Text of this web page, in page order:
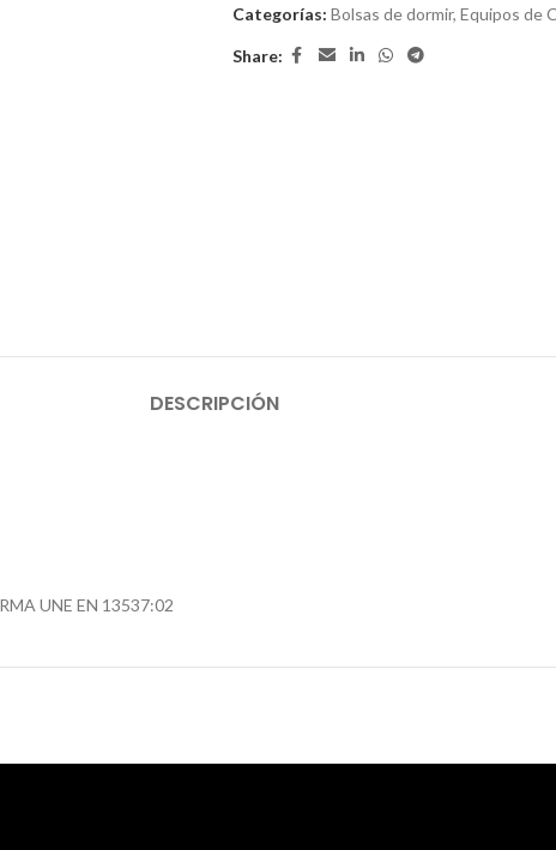
Categorías: Bolsas de dormir, Equipos de
Share:
DESCRIPCIÓN
UNE EN 13537:02